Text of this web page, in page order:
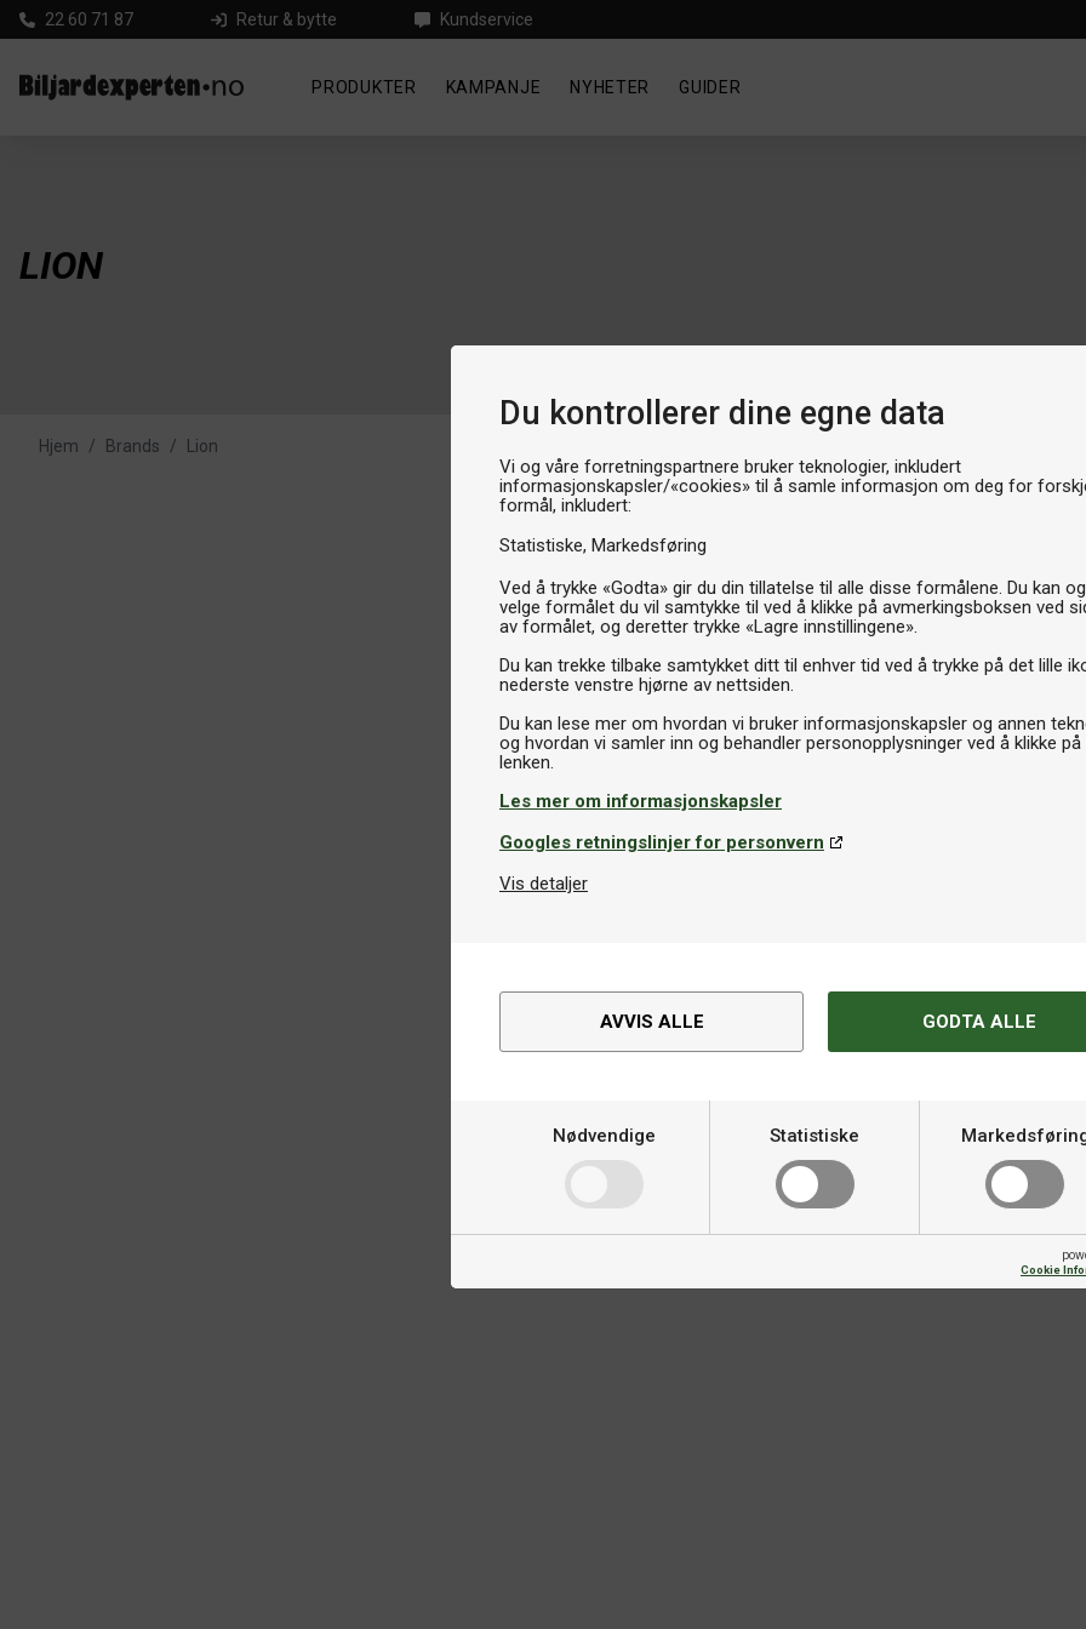
Du kontrollerer dine egne data
Vi og våre forretningspartnere bruker teknologier, inkludert
informasjonskapsler/«cookies» til å samle informasjon om deg for
formål, inkludert:
Statistiske Markedsføring
Ved å trykke «Godta» gir du din tillatelse til alle disse formålene. Du kan
velge formålet du vil samtykke til ved å klikke på avmerkingsboksen ved
av formålet, og deretter trykke «Lagre innstillingene».
Du kan trekke tilbake samtykket ditt til enhver tid ved å trykke på det lille
nederste venstre hjørne av nettsiden.
Du kan lese mer om hvordan vi bruker informasjonskapsler og annen
og hvordan vi samler inn og behandler personopplysninger ved å klikke på
Les mer om informasjonskapsler
Googles retningslinjer for personvern
Vis detaljer
AVVIS ALLE GODTA ALLE
Nødvendige Statistiske
Cookie
22 60 71 87 Retur & bytte Kundservice
PRODUKTER KAMPANJE NYHETER GUIDER
LION
Hjem / Brands / Lion